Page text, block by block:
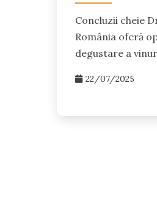
Concluzii cheie
România oferă
degustare a
22/07/2025